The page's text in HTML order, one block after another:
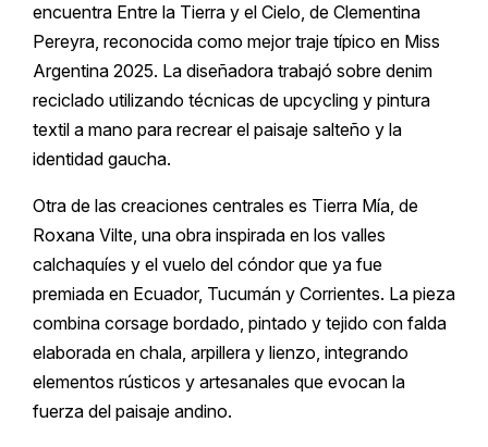
encuentra Entre la Tierra y el Cielo, de Clementina
Pereyra, reconocida como mejor traje típico en Miss
Argentina 2025. La diseñadora trabajó sobre denim
reciclado utilizando técnicas de upcycling y pintura
textil a mano para recrear el paisaje salteño y la
identidad gaucha.
Otra de las creaciones centrales es Tierra Mía, de
Roxana Vilte, una obra inspirada en los valles
calchaquíes y el vuelo del cóndor que ya fue
premiada en Ecuador, Tucumán y Corrientes. La pieza
combina corsage bordado, pintado y tejido con falda
elaborada en chala, arpillera y lienzo, integrando
elementos rústicos y artesanales que evocan la
fuerza del paisaje andino.